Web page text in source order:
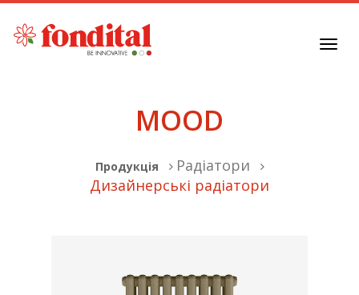
MOOD
Продукція
Радіатори
Дизайнерські радіатори